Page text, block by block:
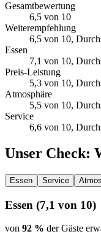
Gesamtbewertung
6,5 von 10
Weiterempfehlung
6,5 von 10,
Essen
7,1 von 10,
Preis-Leistung
5,3 von 10,
Atmosphäre
5,5 von 10,
Service
6,6 von 10,
Unser Check:
Essen Service
Essen (7,1 von 10)
von 92 % der Gäste